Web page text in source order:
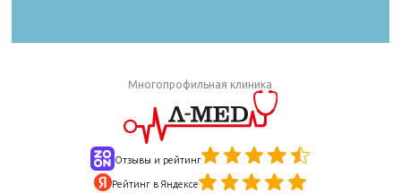
Многопрофильная клиника
Отзывы и рейтинг
Рейтинг в Яндексе